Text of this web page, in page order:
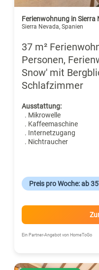
Ferienwohnung in Sierra
Sierra Nevada, Spanien
37 m²
Personen,
Snow' mit
Schlafzimmer
Ausstattung:
. Mikrowelle
. Kaffeemaschine
. Internetzugang
. Nichtraucher
Preis pro Woche: ab
Ein Partner-Angebot von HomeToGo